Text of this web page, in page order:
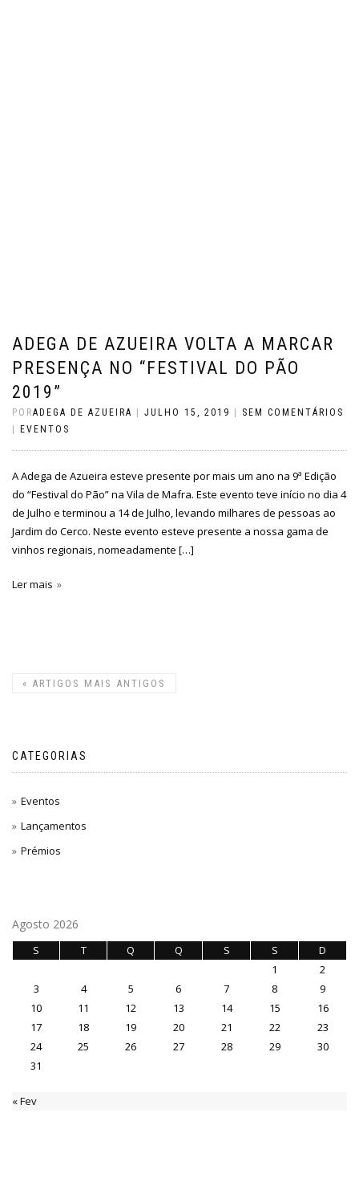
ADEGA DE AZUEIRA VOLTA A MARCAR
PRESENÇA NO “FESTIVAL DO PÃO
2019”
PORADEGA DE AZUEIRA JULHO 15, 2019
SEM COMENTÁRIOS
EVENTOS
A Adega de Azueira esteve presente por mais um ano na 9ª Edição
do “Festival do Pão” na Vila de Mafra. Este evento teve início no dia 4
de Julho e terminou a 14 de Julho, levando milhares de pessoas ao
Jardim do Cerco. Neste evento esteve presente a nossa gama de
vinhos regionais, nomeadamente […]
Ler mais
« ARTIGOS MAIS ANTIGOS
CATEGORIAS
Eventos
Lançamentos
Prémios
Agosto 2026
S T Q Q S S
D
1
2
3
4 5 6 7 8
9
10
11 12 13 14 15
16
17
18 19 20 21 22
23
24
25 26 27 28 29
30
31
« Fev